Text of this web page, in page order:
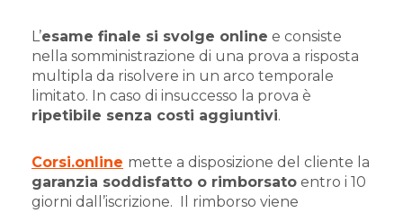
L’esame finale si svolge online e consiste
nella somministrazione di una prova a risposta
multipla da risolvere in un arco temporale
limitato. In caso di insuccesso la prova è
ripetibile senza costi aggiuntivi.
Corsi.online mette a disposizione del cliente la
garanzia soddisfatto o rimborsato entro i 10
giorni dall’iscrizione.
Il rimborso viene